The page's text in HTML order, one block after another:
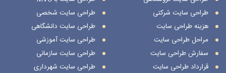
طراحی سایت شرکتی
هزینه طراحی سایت
مراحل طراحی سایت
سفارش طراحی سایت
قرارداد طراحی سایت
طراحی سایت شخصی
طراحی سایت دانشگاهی
طراحی سایت آموزشی
طراحی سایت سازمانی
طراحی سایت شهرداری